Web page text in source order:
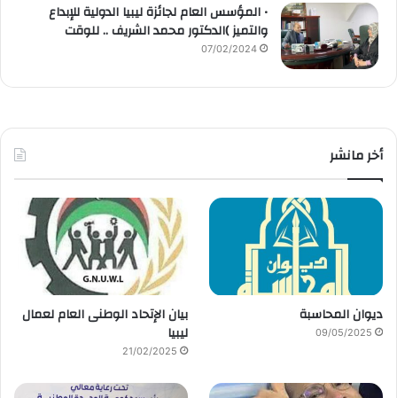
• المؤسس العام لجائزة ليبيا الدولية للإبداع
والتميز )الدكتور محمد الشريف .. للوقت
07/02/2024
أخر مانشر
ديوان المحاسبة
09/05/2025
بيان الإتحاد الوطنى العام لعمال
ليبيا
21/02/2025